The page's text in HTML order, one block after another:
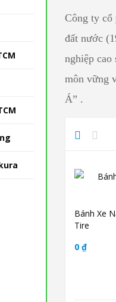
Công ty cổ
đất nước
nghiệp cao
môn vững
Á” .
Bánh Xe
Tire
0 ₫